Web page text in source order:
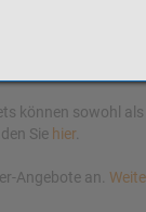
können sowohl
Sie hier.
Angebote an.